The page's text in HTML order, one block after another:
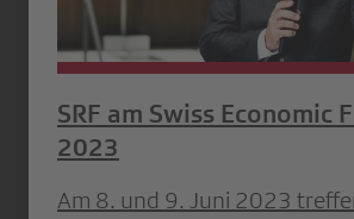
SRF am Swiss Economic
2023
Am 8. und 9. Juni 2023